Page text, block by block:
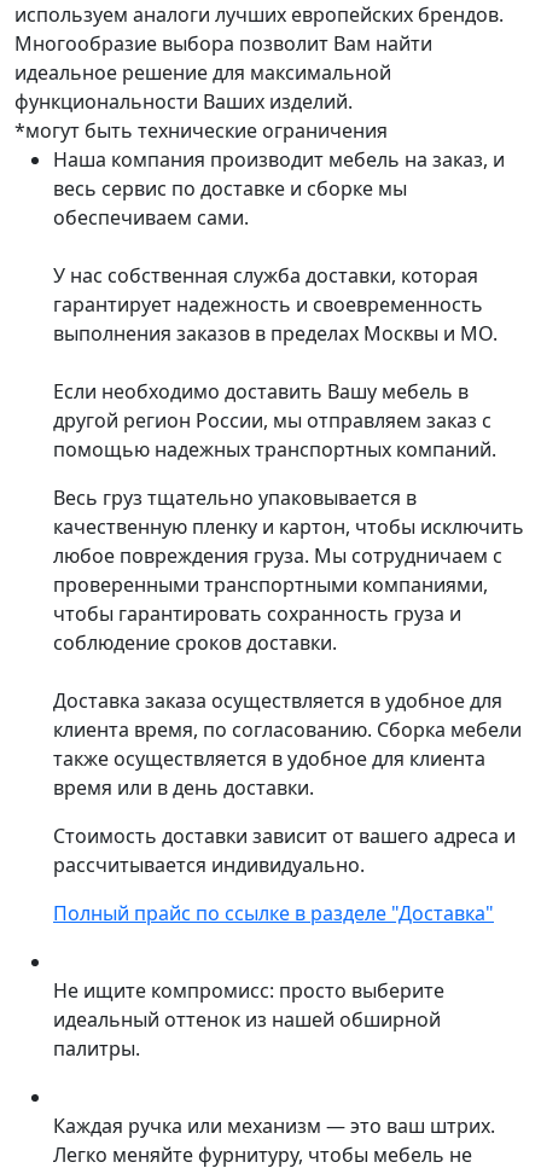
используем аналоги лучших европейских брендов.
Многообразие выбора позволит Вам найти
идеальное решение для максимальной
функциональности Ваших изделий.
*могут быть технические ограничения
Наша компания производит мебель на заказ, и
весь сервис по доставке и сборке мы
обеспечиваем сами.
У нас собственная служба доставки, которая
гарантирует надежность и своевременность
выполнения заказов в пределах Москвы и МО.
Если необходимо доставить Вашу мебель в
другой регион России, мы отправляем заказ с
помощью надежных транспортных компаний.
Весь груз тщательно упаковывается в
качественную пленку и картон, чтобы исключить
любое повреждения груза. Мы сотрудничаем с
проверенными транспортными компаниями,
чтобы гарантировать сохранность груза и
соблюдение сроков доставки.
Доставка заказа осуществляется в удобное для
клиента время, по согласованию. Сборка мебели
также осуществляется в удобное для клиента
время или в день доставки.
Стоимость доставки зависит от вашего адреса и
рассчитывается индивидуально.
Полный прайс по ссылке в разделе "Доставка"
Не ищите компромисс: просто выберите
идеальный оттенок из нашей обширной
палитры.
Каждая ручка или механизм — это ваш штрих.
Легко меняйте фурнитуру, чтобы мебель не